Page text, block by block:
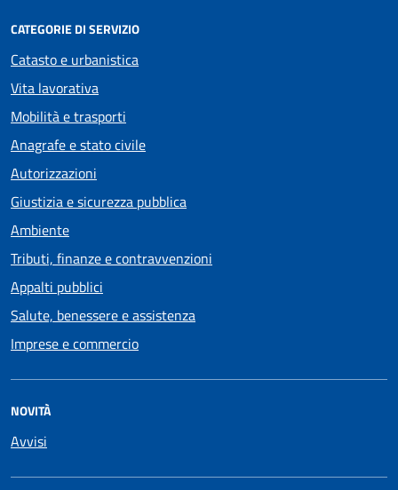
CATEGORIE DI SERVIZIO
Catasto e urbanistica
Vita lavorativa
Mobilità e trasporti
Anagrafe e stato civile
Autorizzazioni
Giustizia e sicurezza pubblica
Ambiente
Tributi, finanze e contravvenzioni
Appalti pubblici
Salute, benessere e assistenza
Imprese e commercio
NOVITÀ
Avvisi